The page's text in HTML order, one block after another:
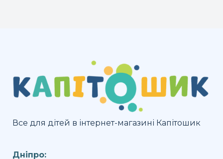
Все для дітей в інтернет-магазині Капітошик
Дніпро: